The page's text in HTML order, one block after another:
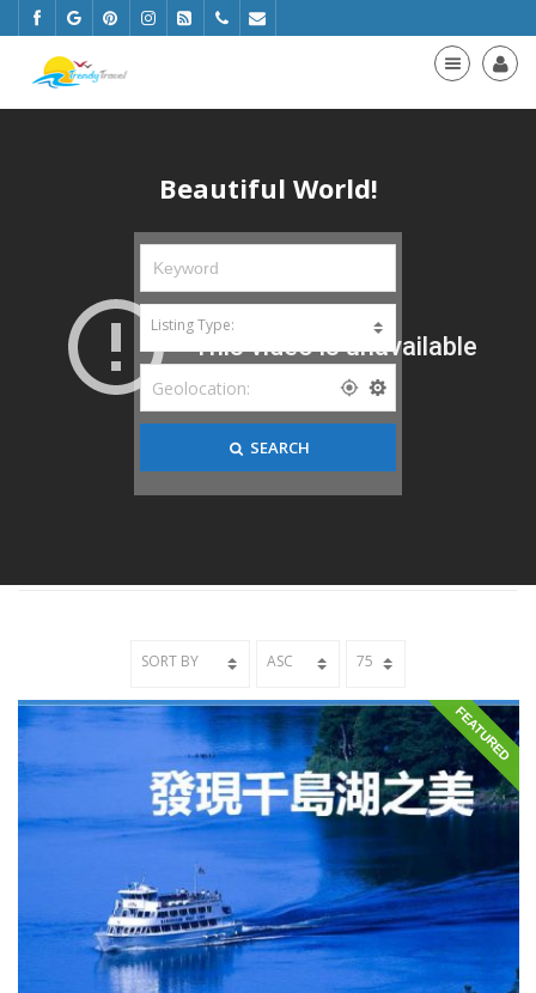
Beautiful World!
SEARCH
FEATURED